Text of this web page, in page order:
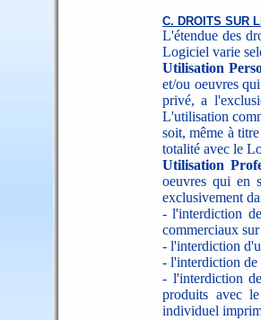
C. DROITS SUR
L'étendue des
Logiciel varie
Utilisation
et/ou oeuvres
privé, a
L'utilisation
soit, même à
totalité avec le
Utilisation
oeuvres qui en
exclusivement
- l'interdiction
commerciaux
- l'interdiction
- l'interdiction de
- l'interdiction
produits avec
individuel